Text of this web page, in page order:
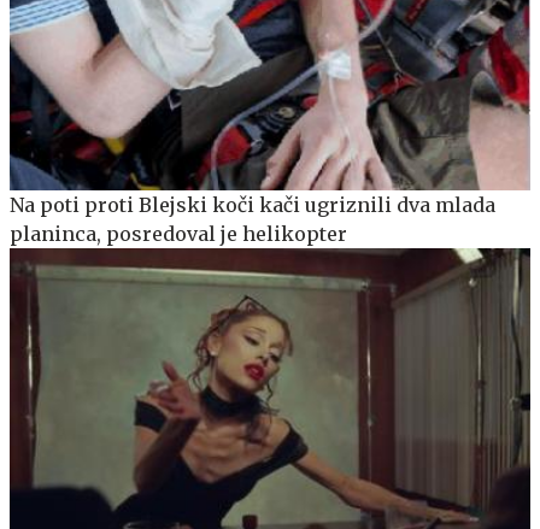
Na poti proti Blejski koči kači ugriznili dva mlada
planinca, posredoval je helikopter